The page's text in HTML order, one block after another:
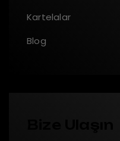
Kartelalar
Blog